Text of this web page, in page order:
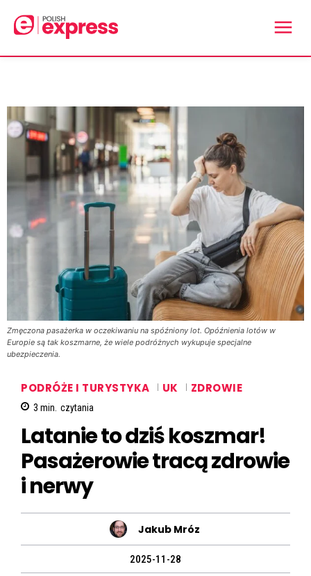
Zmęczona pasażerka w oczekiwaniu na spóźniony lot. Opóźnienia lotów w
Europie są tak koszmarne, że wiele podróżnych wykupuje specjalne
ubezpieczenia.
PODRÓŻE I TURYSTYKA UK ZDROWIE
3 min. czytania
Latanie to dziś koszmar!
Pasażerowie tracą zdrowie
i nerwy
Jakub Mróz
2025-11-28